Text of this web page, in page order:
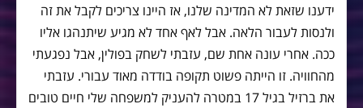
ידענו שזאת לא המדינה שלנו, אז היינו צריכים לקבל את זה
ולנסות לעבור הלאה. אבל לאף אחד לא מגיע שיתנהגו אליו
ככה. אחרי עונה אחת שם, עזבתי לשחק בפולין, אבל נפגעתי
מהחוויה. זו הייתה פשוט תקופה בודדה מאוד עבורי. עזבתי
את ברזיל בגיל 17 במטרה להעניק למשפחה שלי חיים טובים